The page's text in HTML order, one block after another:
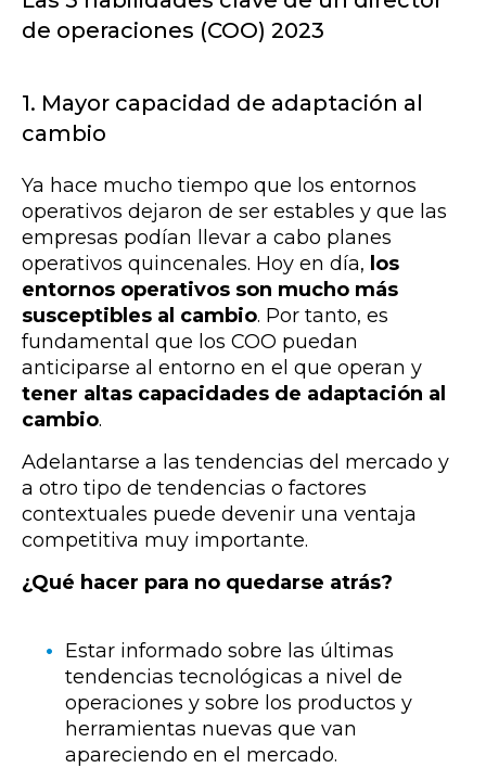
de operaciones (COO) 2023
1. Mayor capacidad de adaptación al
cambio
Ya hace mucho tiempo que los entornos
operativos dejaron de ser estables y que las
empresas podían llevar a cabo planes
operativos quincenales. Hoy en día, los
entornos operativos son mucho más
susceptibles al cambio. Por tanto, es
fundamental que los COO puedan
anticiparse al entorno en el que operan y
tener altas capacidades de adaptación al
cambio.
Adelantarse a las tendencias del mercado y
a otro tipo de tendencias o factores
contextuales puede devenir una ventaja
competitiva muy importante.
¿Qué hacer para no quedarse atrás?
Estar informado sobre las últimas
tendencias tecnológicas a nivel de
operaciones y sobre los productos y
herramientas nuevas que van
apareciendo en el mercado.